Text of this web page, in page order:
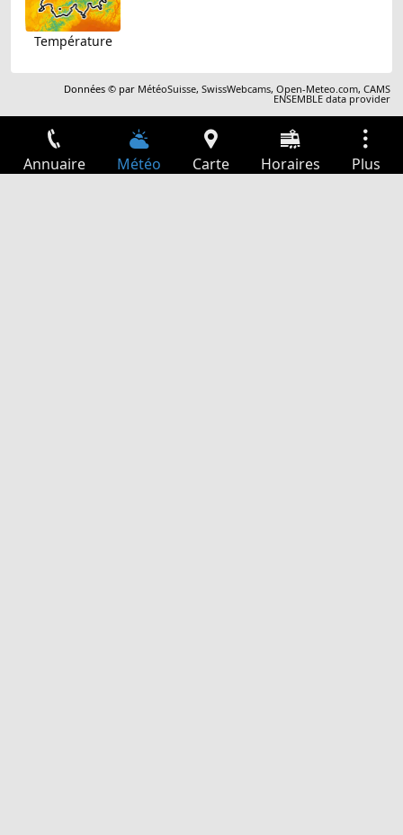
Température
Données © par MétéoSuisse,SwissWebcams,Open-Meteo.com,CAMS
ENSEMBLE data provider
Annuaire Météo Carte Horaires Plus